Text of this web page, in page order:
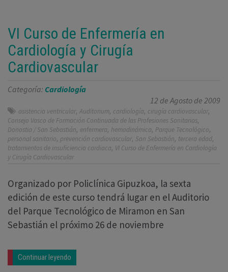
VI Curso de Enfermería en
Cardiología y Cirugía
Cardiovascular
Categoría: Cardiología
12 de Agosto de 2009
asistencia ventricular, Auditorium, cardiología, cirugía cardiovascular,
Consejo Vasco de Formación Continuada de las Profesiones Sanitarias,
Donostia / San Sebastián, enfermera, hemodinámica, Parque Tecnológico,
personal sanitario, prevención cardiovascular, San Sebastián, tercera edad,
tratamientos de insuficiencia cardiaca, VI Curso de Enfermería en Cardiología
y Cirugía Cardiovascular
Organizado por Policlínica Gipuzkoa, la sexta
edición de este curso tendrá lugar en el Auditorio
del Parque Tecnológico de Miramon en San
Sebastián el próximo 26 de noviembre
Continuar leyendo